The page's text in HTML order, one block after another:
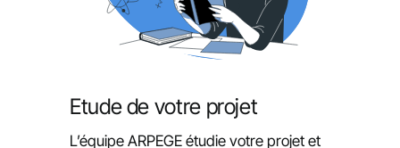
Etude de votre projet
L’équipe ARPEGE étudie votre projet et